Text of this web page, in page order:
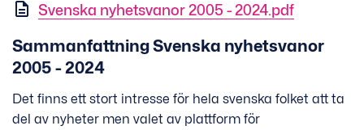
Svenska nyhetsvanor 2005 - 2024.pdf
Sammanfattning Svenska nyhetsvanor
2005 - 2024
Det finns ett stort intresse för hela svenska folket att ta
del av nyheter men valet av plattform för